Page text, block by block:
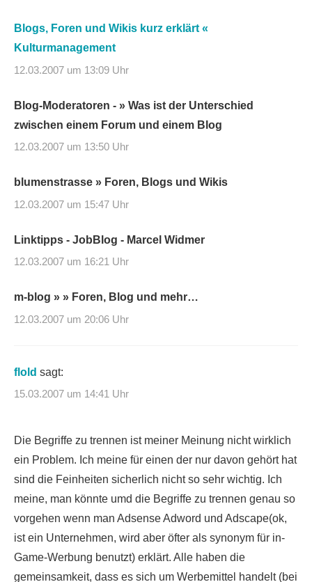
Blogs, Foren und Wikis kurz erklärt «
Kulturmanagement
12.03.2007 um 13:09 Uhr
Blog-Moderatoren - » Was ist der Unterschied
zwischen einem Forum und einem Blog
12.03.2007 um 13:50 Uhr
blumenstrasse » Foren, Blogs und Wikis
12.03.2007 um 15:47 Uhr
Linktipps - JobBlog - Marcel Widmer
12.03.2007 um 16:21 Uhr
m-blog » » Foren, Blog und mehr…
12.03.2007 um 20:06 Uhr
flold sagt:
15.03.2007 um 14:41 Uhr
Die Begriffe zu trennen ist meiner Meinung nicht wirklich
ein Problem. Ich meine für einen der nur davon gehört hat
sind die Feinheiten sicherlich nicht so sehr wichtig. Ich
meine, man könnte umd die Begriffe zu trennen genau so
vorgehen wenn man Adsense Adword und Adscape(ok,
ist ein Unternehmen, wird aber öfter als synonym für in-
Game-Werbung benutzt) erklärt. Alle haben die
gemeinsamkeit, dass es sich um Werbemittel handelt (bei